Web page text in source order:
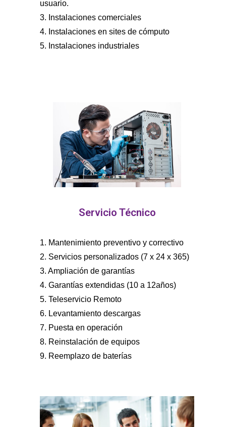
usuario.
3. Instalaciones comerciales
4. Instalaciones en sites de cómputo
5. Instalaciones industriales
Servicio Técnico
1. Mantenimiento preventivo y correctivo
2. Servicios personalizados (7 x 24 x 365)
3. Ampliación de garantías
4. Garantías extendidas (10 a 12años)
5. Teleservicio Remoto
6. Levantamiento descargas
7. Puesta en operación
8. Reinstalación de equipos
9. Reemplazo de baterías